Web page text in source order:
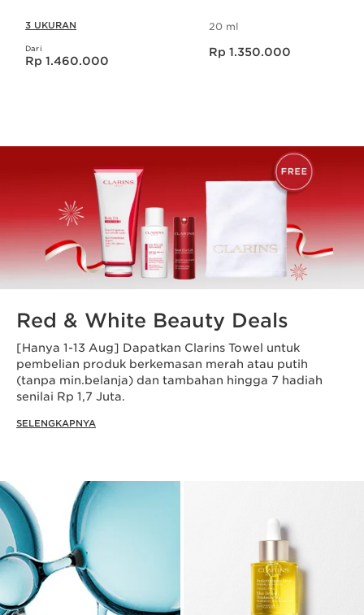
3 UKURAN
Dari
Harga sekarang Rp 1.460.000
Rp 1.460.000
20 ml
Rp 1.350.000
Red & White Beauty Deals
[Hanya 1-13 Aug] Dapatkan Clarins Towel untuk
pembelian produk berkemasan merah atau putih
(tanpa min.belanja) dan tambahan hingga 7 hadiah
senilai Rp 1,7 Juta.
SELENGKAPNYA